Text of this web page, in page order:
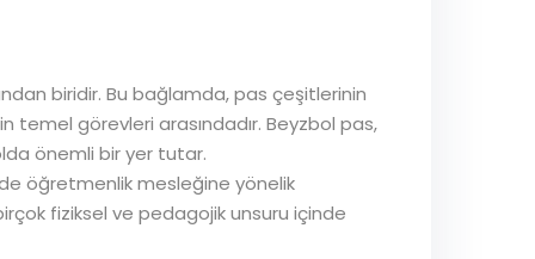
biridir. Bu bağlamda, pas çeşitlerinin
görevleri arasındadır. Beyzbol pas,
önemli bir yer tutar.
de öğretmenlik mesleğine yönelik
fiziksel ve pedagojik unsuru içinde